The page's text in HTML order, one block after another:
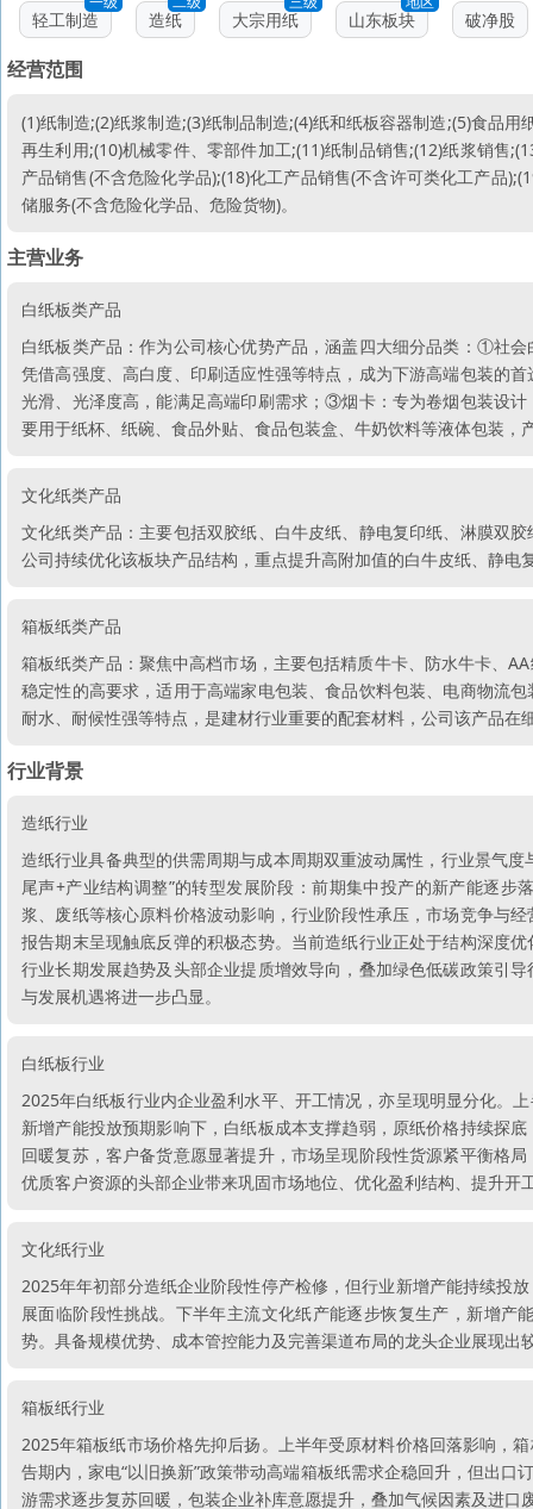
轻工制造 造纸 大宗用纸 山东板块 破净股
经营范围
(1)纸制造;(2)纸浆制造;(3)纸制品制造;(4)纸和纸板容器制造;(5)食品
再生利用;(10)机械零件、零部件加工;(11)纸制品销售;(12)纸浆销售
产品销售(不含危险化学品);(18)化工产品销售(不含许可类化工产品
储服务(不含危险化学品、危险货物)。
主营业务
白纸板类产品
白纸板类产品：作为公司核心优势产品，涵盖四大细分品类：①社
凭借高强度、高白度、印刷适应性强等特点，成为下游高端包装的
光滑、光泽度高，能满足高端印刷需求；③烟卡：专为卷烟包装设
要用于纸杯、纸碗、食品外贴、食品包装盒、牛奶饮料等液体包装，
文化纸类产品
文化纸类产品：主要包括双胶纸、白牛皮纸、静电复印纸、淋膜双
公司持续优化该板块产品结构，重点提升高附加值的白牛皮纸、静
箱板纸类产品
箱板纸类产品：聚焦中高档市场，主要包括精质牛卡、防水牛卡、
稳定性的高要求，适用于高端家电包装、食品饮料包装、电商物流
耐水、耐候性强等特点，是建材行业重要的配套材料，公司该产品在
行业背景
造纸行业
造纸行业具备典型的供需周期与成本周期双重波动属性，行业景气
尾声+产业结构调整”的转型发展阶段：前期集中投产的新产能逐
浆、废纸等核心原料价格波动影响，行业阶段性承压，市场竞争与
报告期末呈现触底反弹的积极态势。当前造纸行业正处于结构深度
行业长期发展趋势及头部企业提质增效导向，叠加绿色低碳政策引
与发展机遇将进一步凸显。
白纸板行业
2025年白纸板行业内企业盈利水平、开工情况，亦呈现明显分化。
新增产能投放预期影响下，白纸板成本支撑趋弱，原纸价格持续探
回暖复苏，客户备货意愿显著提升，市场呈现阶段性货源紧平衡格
优质客户资源的头部企业带来巩固市场地位、优化盈利结构、提升
文化纸行业
2025年年初部分造纸企业阶段性停产检修，但行业新增产能持续投
展面临阶段性挑战。下半年主流文化纸产能逐步恢复生产，新增
势。具备规模优势、成本管控能力及完善渠道布局的龙头企业展现
箱板纸行业
2025年箱板纸市场价格先抑后扬。上半年受原材料价格回落影响，
告期内，家电“以旧换新”政策带动高端箱板纸需求企稳回升，但出
游需求逐步复苏回暖，包装企业补库意愿提升，叠加气候因素及进